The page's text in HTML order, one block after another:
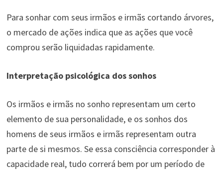
Para sonhar com seus irmãos e irmãs cortando árvores,
o mercado de ações indica que as ações que você
comprou serão liquidadas rapidamente.
Interpretação psicológica dos sonhos
Os irmãos e irmãs no sonho representam um certo
elemento de sua personalidade, e os sonhos dos
homens de seus irmãos e irmãs representam outra
parte de si mesmos. Se essa consciência corresponder à
capacidade real, tudo correrá bem por um período de